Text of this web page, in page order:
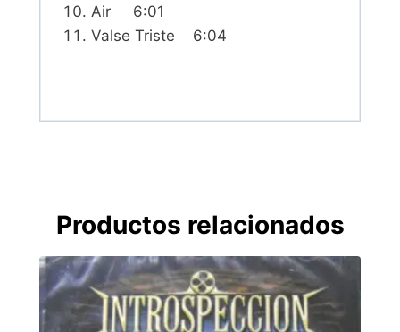
Air 6:01
Valse Triste 6:04
Productos relacionados